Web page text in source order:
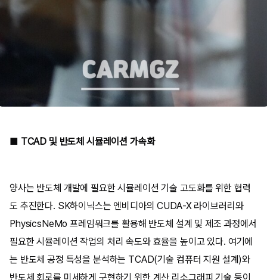
■ TCAD 및 반도체 시뮬레이션 가속화
양사는 반도체 개발에 필요한 시뮬레이션 기술 고도화를 위한 협력
도 추진한다. SK하이닉스는 엔비디아의 CUDA-X 라이브러리와
PhysicsNeMo 프레임워크를 활용해 반도체 설계 및 제조 과정에서
필요한 시뮬레이션 작업의 처리 속도와 효율을 높이고 있다. 여기에
는 반도체 공정 특성을 분석하는 TCAD(기술 컴퓨터 지원 설계)와
반도체 회로를 미세하게 구현하기 위한 계산 리소그래피 기술 등이